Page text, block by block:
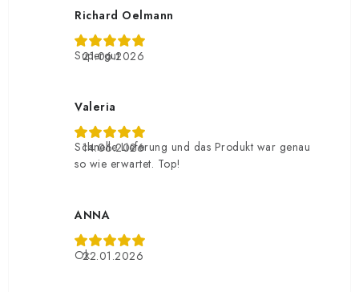
Richard Oelmann
21.06.2026
Supergut
Valeria
14.06.2026
Schnelle Lieferung und das Produkt war genau
so wie erwartet. Top!
ANNA
22.01.2026
Ok